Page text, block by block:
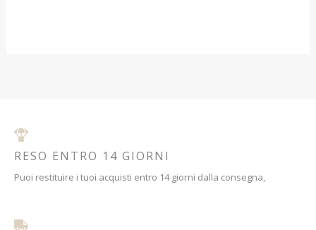
RESO ENTRO 14 GIORNI
Puoi restituire i tuoi acquisti entro 14 giorni dalla consegna,